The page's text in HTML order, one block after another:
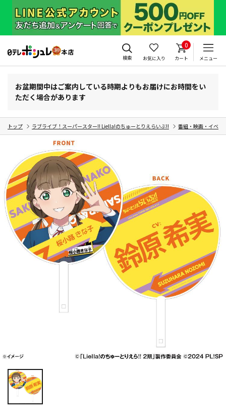
検索 お気に入り
0
カート メニュー
お盆期間中はご案内している時期よりもお届けにお時間をい
ただく場合があります
トップ ラブライブ！スーパースター!! Liella!のちゅーとりえらいぶ!! 番組・映画・イベン